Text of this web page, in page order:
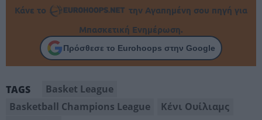
Κάνε το
την Αγαπημένη σου πηγή για
Μπασκετική Ενημέρωση.
Πρόσθεσε το Eurohoops στην Google
TAGS
Basket League
Basketball Champions League
Κένι Ουίλιαμς